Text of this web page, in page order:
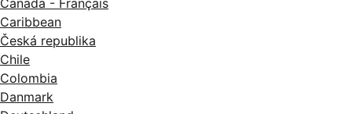
Canada - Français
Caribbean
Česká republika
Chile
Colombia
Danmark